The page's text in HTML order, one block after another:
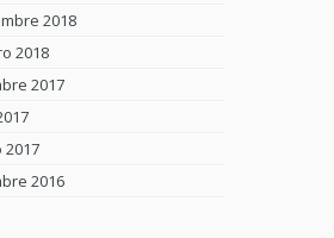
2018
2018
2017
2017
2016